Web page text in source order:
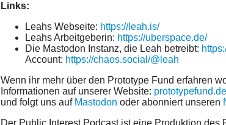
Links:
Leahs Webseite: https://leah.is/
Leahs Arbeitgeberin: https://uberspace.de/
Die Mastodon Instanz, die Leah betreibt:
Account: https://chaos.social/@leah
Wenn ihr mehr über den Prototype Fund erfahren
Informationen auf unserer Website: prototypefund.de
und folgt uns auf Mastodon oder abonniert unseren